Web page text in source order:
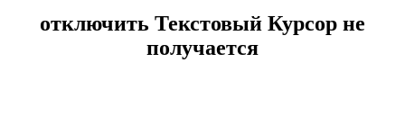
отключить Текстовый Курсор не
получается